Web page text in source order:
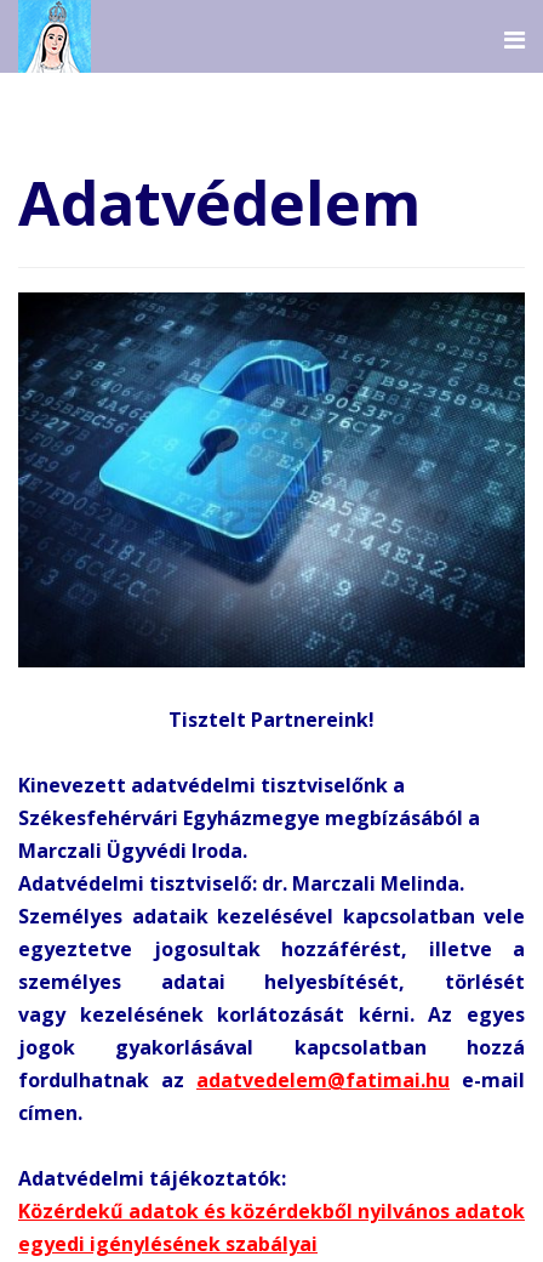
Adatvédelem
Tisztelt Partnereink!
Kinevezett adatvédelmi tisztviselőnk a
Székesfehérvári Egyházmegye megbízásából a
Marczali Ügyvédi Iroda.
Adatvédelmi tisztviselő: dr. Marczali Melinda.
Személyes adataik kezelésével kapcsolatban vele
egyeztetve jogosultak hozzáférést, illetve a
személyes adatai helyesbítését, törlését
vagy kezelésének korlátozását kérni. Az egyes
jogok gyakorlásával kapcsolatban hozzá
fordulhatnak az adatvedelem@fatimai.hu e-mail
címen.
Adatvédelmi tájékoztatók:
Közérdekű adatok és közérdekből nyilvános adatok
egyedi igénylésének szabályai